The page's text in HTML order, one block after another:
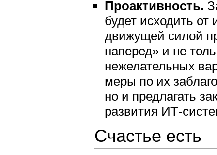
Проактивность.
будет исходить от
движущей силой
наперед» и не
нежелательных
меры по их
но и предлагать
развития ИТ-
Счастье есть